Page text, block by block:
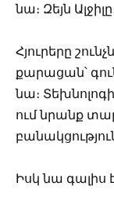
նա։ Զեյն
Հյուրերը
քարացան՝
նա։
ում նրանք
Իսկ նա գալիս